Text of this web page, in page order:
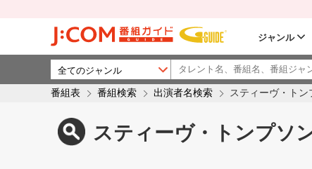
ジャンル
番組表 番組検索 出演者名検索 スティーヴ・トン
スティーヴ・トンプソ